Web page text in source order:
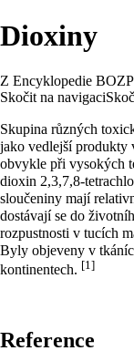
Dioxiny
Z Encyklopedie BOZP
Skočit na navigaci
Skupina různých
jako vedlejší produkty
obvykle při vysokých
dioxin 2,3,7,8-
sloučeniny mají
dostávají se do
rozpustnosti v tucích
Byly objeveny v
kontinentech. [1]
Reference